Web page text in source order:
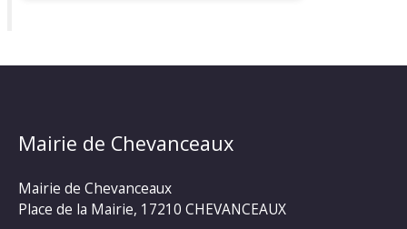
Mairie de Chevanceaux
Mairie de Chevanceaux
Place de la Mairie, 17210 CHEVANCEAUX